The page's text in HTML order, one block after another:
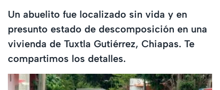
Un abuelito fue localizado sin vida y en
presunto estado de descomposición en una
vivienda de Tuxtla Gutiérrez, Chiapas. Te
compartimos los detalles.